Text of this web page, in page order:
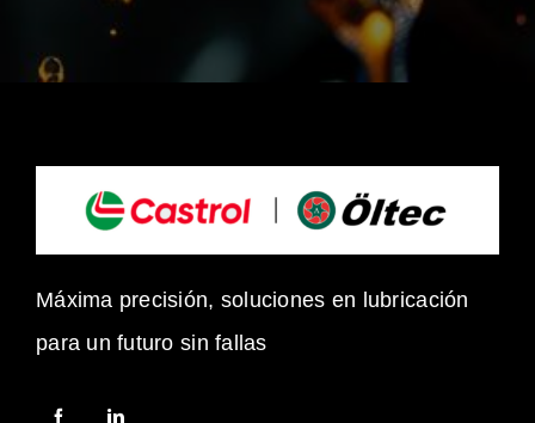
Máxima precisión, soluciones en lubricación
para un futuro sin fallas